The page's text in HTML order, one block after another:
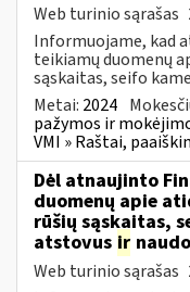
Web turinio sąrašas
Informuojame, kad
teikiamų duomenų
sąskaitas, seifo
Metai: 2024
pažymos ir
VMI » Raštai,
Dėl atnaujinto
duomenų apie
rūšių sąskaitas,
atstovus ir
Web turinio sąrašas